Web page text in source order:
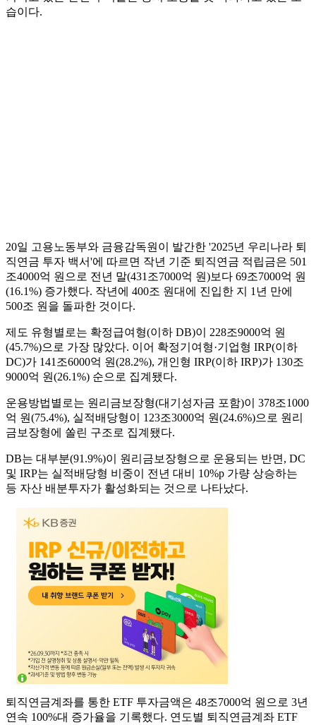
습이다.
20일 고용노동부와 금융감독원이 발간한 '2025년 우리나라 퇴
직연금 투자 백서'에 따르면 작년 기준 퇴직연금 적립금은 501
조4000억 원으로 전년 말(431조7000억 원)보다 69조7000억 원
(16.1%) 증가했다. 작년에 400조 원대에 진입한 지 1년 만에
500조 원을 돌파한 것이다.
제도 유형별로는 확정급여형(이하 DB)이 228조9000억 원
(45.7%)으로 가장 많았다. 이어 확정기여형·기업형 IRP(이하
DC)가 141조6000억 원(28.2%), 개인형 IRP(이하 IRP)가 130조
9000억 원(26.1%) 순으로 집계됐다.
운용방법별로는 원리금보장형(대기성자금 포함)이 378조1000
억 원(75.4%), 실적배당형이 123조3000억 원(24.6%)으로 원리
금보장형에 쏠린 구조로 집계됐다.
DB는 대부분(91.9%)이 원리금보장형으로 운용되는 반면, DC
및 IRP는 실적배당형 비중이 전년 대비 10%p 가량 상승하는
등 자산 배분투자가 활성화되는 것으로 나타났다.
퇴직연금계좌를 통한 ETF 투자금액은 48조7000억 원으로 3년
연속 100%대 증가율을 기록했다. 연도별 퇴직연금계좌 ETF